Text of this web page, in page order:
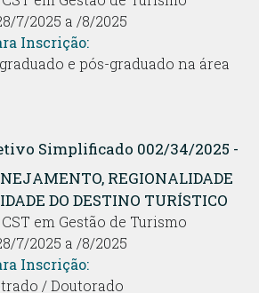
7/2025 a /8/2025
Inscrição:
e pós-graduado na área
Simplificado 002/34/2025 -
REGIONALIDADE
DO DESTINO TURÍSTICO
CST em Gestão de Turismo
7/2025 a /8/2025
Inscrição:
/ Doutorado